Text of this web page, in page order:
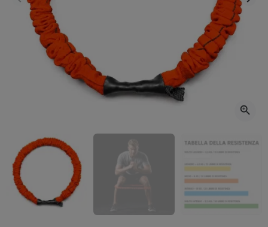
Precedente
zoom_in